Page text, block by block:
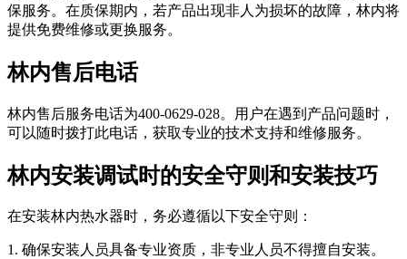
保服务。在质保期内，若产品出现非人为损坏的故障，林内将
提供免费维修或更换服务。
林内售后电话
林内售后服务电话为400-0629-028。用户在遇到产品问题时，
可以随时拨打此电话，获取专业的技术支持和维修服务。
林内安装调试时的安全守则和安装技巧
在安装林内热水器时，务必遵循以下安全守则：
1. 确保安装人员具备专业资质，非专业人员不得擅自安装。